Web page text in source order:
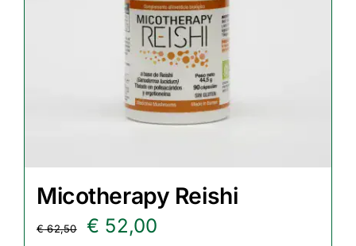
Micotherapy Reishi
€62,50 El
€ 52,00